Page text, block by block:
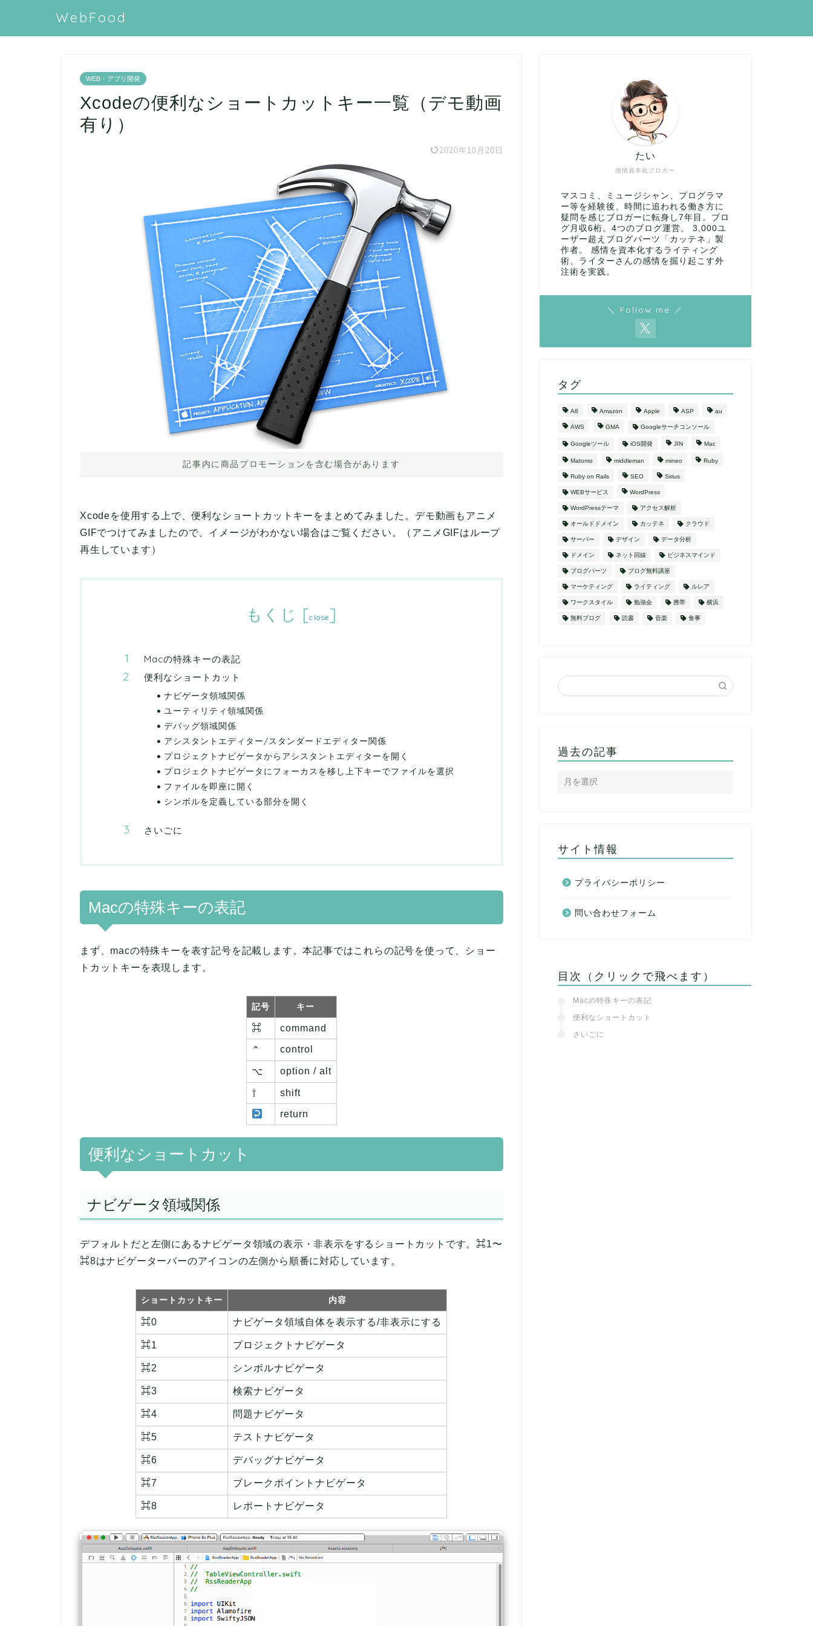
WebFood
WEB・アプリ開発
Xcodeの便利なショートカットキー一覧（デモ動画
有り）
2020年10月20日
記事内に商品プロモーションを含む場合があります
Xcodeを使用する上で、便利なショートカットキーをまとめてみました。デモ動画もアニメ
GIFでつけてみましたので、イメージがわかない場合はご覧ください。（アニメGIFはループ
再生しています）
もくじ [close ]
Macの特殊キーの表記
便利なショートカット
ナビゲータ領域関係
ユーティリティ領域関係
デバッグ領域関係
アシスタントエディター/スタンダードエディター関係
プロジェクトナビゲータからアシスタントエディターを開く
プロジェクトナビゲータにフォーカスを移し上下キーでファイルを選択
ファイルを即座に開く
シンボルを定義している部分を開く
さいごに
Macの特殊キーの表記
まず、macの特殊キーを表す記号を記載します。本記事ではこれらの記号を使って、ショー
トカットキーを表現します。
記号 キー
⌘ command
⌃ control
⌥ option / alt
⇧ shift
return
便利なショートカット
ナビゲータ領域関係
デフォルトだと左側にあるナビゲータ領域の表示・非表示をするショートカットです。⌘1〜
⌘8はナビゲーターバーのアイコンの左側から順番に対応しています。
ショートカットキー 内容
⌘0 ナビゲータ領域自体を表示する/非表示にする
⌘1 プロジェクトナビゲータ
⌘2 シンボルナビゲータ
⌘3 検索ナビゲータ
⌘4 問題ナビゲータ
⌘5 テストナビゲータ
⌘6 デバッグナビゲータ
⌘7 ブレークポイントナビゲータ
⌘8 レポートナビゲータ
感情資本化ブロガー
たい
マスコミ、ミュージシャン、プログラマ
ー等を経験後、時間に追われる働き方に
疑問を感じブロガーに転身し7年目。ブロ
グ月収6桁。4つのブログ運営。 3,000ユ
ーザー超えブログパーツ「カッテネ」製
作者。 感情を資本化するライティング
術、ライターさんの感情を掘り起こす外
注術を実践。
＼ Follow me ／
タグ
A8 Amazon Apple ASP au
AWS GMA Googleサーチコンソール
Googleツール iOS開発 JIN Mac
Matomo middleman mineo Ruby
Ruby on Rails SEO Sirius
WEBサービス WordPress
WordPressテーマ アクセス解析
オールドドメイン カッテネ クラウド
サーバー デザイン データ分析
ドメイン ネット回線 ビジネスマインド
ブログパーツ ブログ無料講座
マーケティング ライティング ルレア
ワークスタイル 勉強会 携帯 横浜
無料ブログ 読書 音楽 食事
過去の記事
サイト情報
プライバシーポリシー
問い合わせフォーム
目次（クリックで飛べます）
Macの特殊キーの表記
便利なショートカット
さいごに